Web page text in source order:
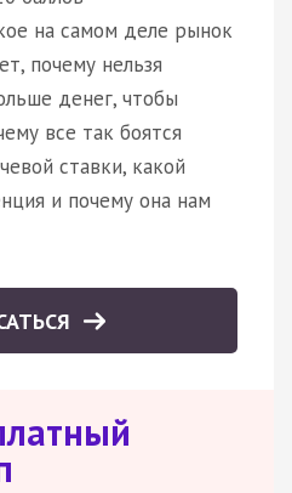
на самом деле рынок
почему нельзя
денег, чтобы
все так боятся
ставки, какой
и почему она нам